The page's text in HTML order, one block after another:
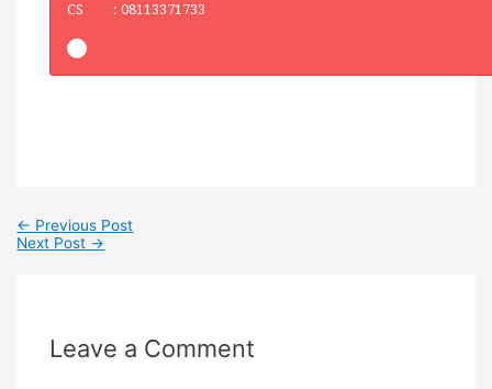
CS : 08113371733
← Previous Post
Next Post →
Leave a Comment